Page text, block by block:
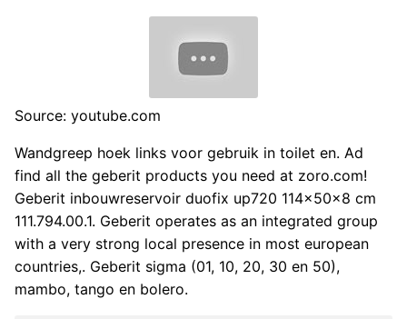
Source: youtube.com
Wandgreep hoek links voor gebruik in toilet en. Ad
find all the geberit products you need at zoro.com!
Geberit inbouwreservoir duofix up720 114x50x8 cm
111.794.00.1. Geberit operates as an integrated group
with a very strong local presence in most european
countries,. Geberit sigma (01, 10, 20, 30 en 50),
mambo, tango en bolero.